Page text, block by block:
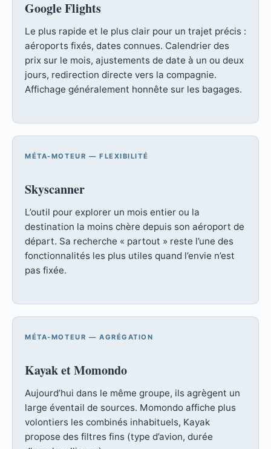
Google Flights
Le plus rapide et le plus clair pour un trajet précis :
aéroports fixés, dates connues. Calendrier des
prix sur le mois, ajustements de date à un ou deux
jours, redirection directe vers la compagnie.
Affichage généralement honnête sur les bagages.
MÉTA-MOTEUR — FLEXIBILITÉ
Skyscanner
L’outil pour explorer un mois entier ou la
destination la moins chère depuis son aéroport de
départ. Sa recherche « partout » reste l’une des
fonctionnalités les plus utiles quand l’envie n’est
pas fixée.
MÉTA-MOTEUR — AGRÉGATION
Kayak et Momondo
Aujourd’hui dans le même groupe, ils agrègent un
large éventail de sources. Momondo affiche plus
volontiers les combinés inhabituels, Kayak
propose des filtres fins (type d’avion, durée